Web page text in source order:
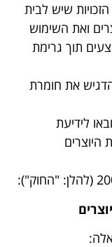
שיש לבית
ואת השימוש
תוך גרימת
את חומרת
לידיעת
היוצרים